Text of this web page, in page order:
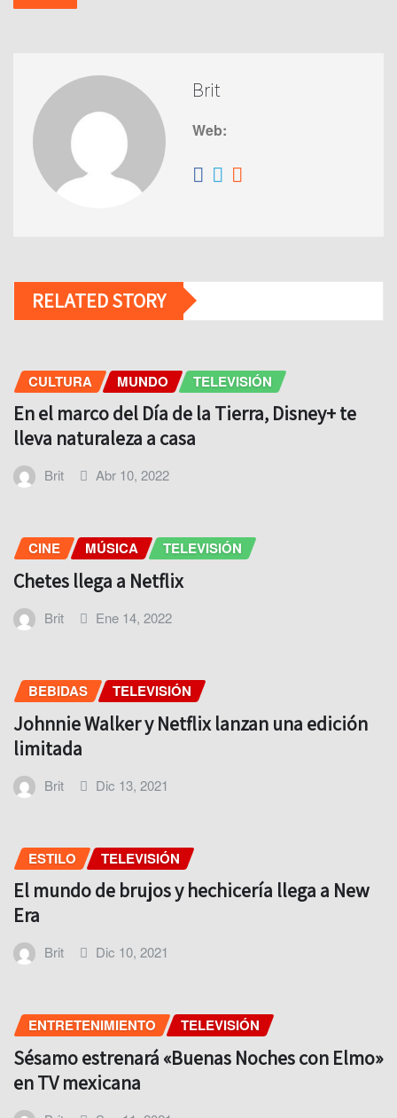
Brit
Web:
RELATED STORY
CULTURA MUNDO TELEVISIÓN
En el marco del Día de la Tierra, Disney+ te
lleva naturaleza a casa
Brit Abr 10, 2022
CINE MÚSICA TELEVISIÓN
Chetes llega a Netflix
Brit Ene 14, 2022
BEBIDAS TELEVISIÓN
Johnnie Walker y Netflix lanzan una edición
limitada
Brit Dic 13, 2021
ESTILO TELEVISIÓN
El mundo de brujos y hechicería llega a New
Era
Brit Dic 10, 2021
ENTRETENIMIENTO TELEVISIÓN
Sésamo estrenará «Buenas Noches con Elmo»
en TV mexicana